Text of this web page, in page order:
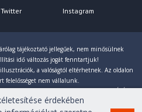
Twitter Instagram
tájékoztató jellegűek, nem minősülnek
idő változás jogát fenntartjuk!
a valóságtól eltérhetnek. Az oldalon
felelősséget nem vállalunk.
érdekében